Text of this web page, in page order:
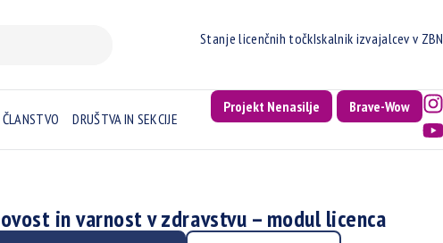
Stanje licenčnih točkIskalnik izvajalcev v ZBN
ČLANSTVO DRUŠTVA IN SEKCIJE
Projekt Nenasilje Brave-Wow
in varnost v zdravstvu – modul licenca